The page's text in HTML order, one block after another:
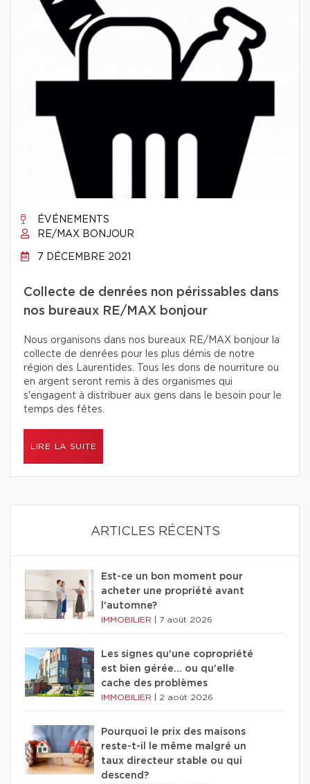
ÉVÉNEMENTS
RE/MAX BONJOUR
7 DÉCEMBRE 2021
Collecte de denrées non périssables dans
nos bureaux RE/MAX bonjour
Nous organisons dans nos bureaux RE/MAX bonjour la
collecte de denrées pour les plus démis de notre
région des Laurentides. Tous les dons de nourriture ou
en argent seront remis à des organismes qui
s'engagent à distribuer aux gens dans le besoin pour le
temps des fêtes.
LIRE LA SUITE
ARTICLES RÉCENTS
Est-ce un bon moment pour
acheter une propriété avant
l'automne?
IMMOBILIER 7 août 2026
Les signes qu'une copropriété
est bien gérée… ou qu'elle
cache des problèmes
IMMOBILIER 2 août 2026
Pourquoi le prix des maisons
reste-t-il le même malgré un
taux directeur stable ou qui
descend?